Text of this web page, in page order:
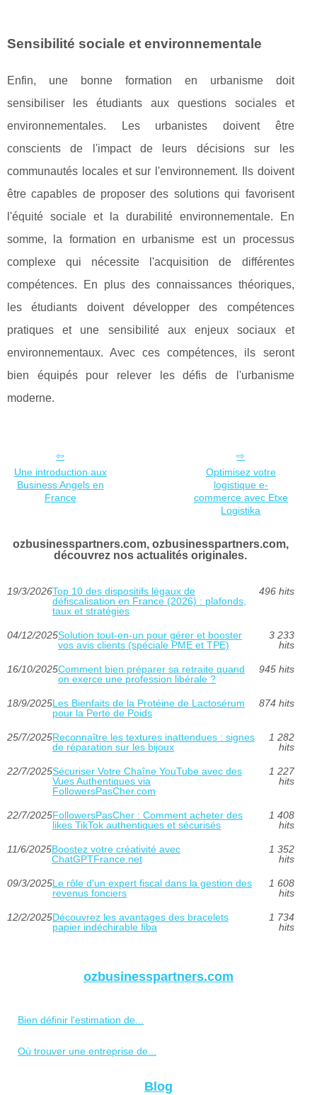
Sensibilité sociale et environnementale
Enfin, une bonne formation en urbanisme doit
sensibiliser les étudiants aux questions sociales et
environnementales. Les urbanistes doivent être
conscients de l'impact de leurs décisions sur les
communautés locales et sur l'environnement. Ils doivent
être capables de proposer des solutions qui favorisent
l'équité sociale et la durabilité environnementale. En
somme, la formation en urbanisme est un processus
complexe qui nécessite l'acquisition de différentes
compétences. En plus des connaissances théoriques,
les étudiants doivent développer des compétences
pratiques et une sensibilité aux enjeux sociaux et
environnementaux. Avec ces compétences, ils seront
bien équipés pour relever les défis de l'urbanisme
moderne.
Une introduction aux
Business Angels en
France
Optimisez votre
logistique e-
commerce avec Etxe
Logistika
ozbusinesspartners.com, ozbusinesspartners.com,
découvrez nos actualités originales.
19/3/2026Top 10 des dispositifs légaux de
défiscalisation en France (2026) : plafonds,
taux et stratégies
496 hits
04/12/2025Solution tout-en-un pour gérer et booster
vos avis clients (spéciale PME et TPE)
3 233
hits
16/10/2025Comment bien préparer sa retraite quand
on exerce une profession libérale ?
945 hits
18/9/2025Les Bienfaits de la Protéine de Lactosérum
pour la Perte de Poids
874 hits
25/7/2025Reconnaître les textures inattendues : signes
de réparation sur les bijoux
1 282
hits
22/7/2025Sécuriser Votre Chaîne YouTube avec des
Vues Authentiques via
FollowersPasCher.com
1 227
hits
22/7/2025FollowersPasCher : Comment acheter des
likes TikTok authentiques et sécurisés
1 408
hits
11/6/2025Boostez votre créativité avec
ChatGPTFrance.net
1 352
hits
09/3/2025Le rôle d'un expert fiscal dans la gestion des
revenus fonciers
1 608
hits
12/2/2025Découvrez les avantages des bracelets
papier indéchirable fiba
1 734
hits
ozbusinesspartners.com
Bien définir l'estimation de...
Où trouver une entreprise de...
Blog